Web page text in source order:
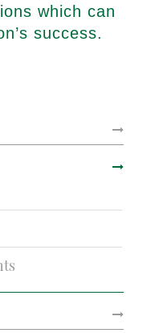
which can
success.